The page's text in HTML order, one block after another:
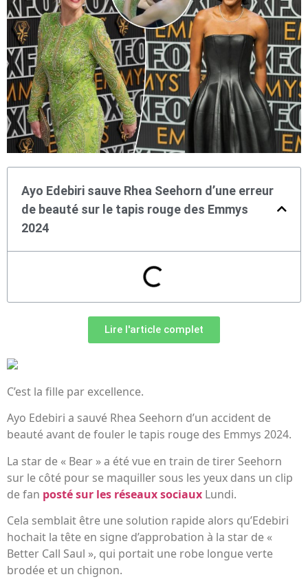
Ayo Edebiri sauve Rhea Seehorn d’une erreur
de beauté sur le tapis rouge des Emmys
2024
Lire l'article complet
C’est la fille par excellence.
Ayo Edebiri a sauvé Rhea Seehorn d’un accident de
beauté avant de fouler le tapis rouge des Emmys 2024.
La star de « Bear » a été vue en train de tirer Seehorn
sur le côté pour se maquiller sous les yeux dans un clip
de fan posté sur les réseaux sociaux Lundi.
Cela semblait être une solution rapide alors qu’Edebiri
hochait la tête en signe d’approbation à la star de «
Better Call Saul », qui portait une robe longue verte
brodée et un chignon.